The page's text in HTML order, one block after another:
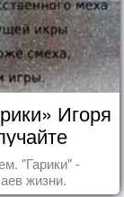
Игоря
"Гарики" -
жизни.